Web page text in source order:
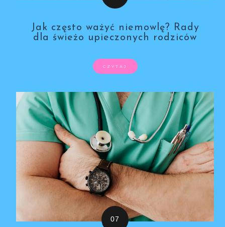
Jak często ważyć niemowlę? Rady
dla świeżo upieczonych rodziców
CZYTAJ